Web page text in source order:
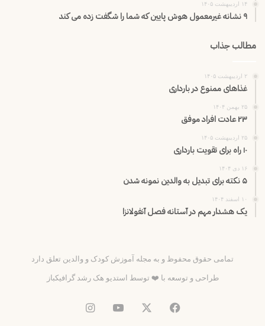
۱۴ اردیبهشت ۱۴۰۵
۹ نشانه غیرمعمول هوش پایین که شما را شگفت زده می کند
مطالب جذاب
۲ اردیبهشت ۱۴۰۵
غذاهای ممنوع در بارداری
۲۵ بهمن ۱۴۰۴
۲۳ عادت افراد موفق
۲۵ اردیبهشت ۱۴۰۵
۱۰ راه برای تقویت بارداری
۱۶ دی ۱۴۰۴
۵ نکته برای تبدیل به والدین نمونه شدن
۱۰ اسفند ۱۴۰۴
یک هشدار مهم در آستانه فصل آنفولانزا
تمامی حقوق محفوظ و به مجله آموزش کودک و والدین تعلق دارد
طراحی و توسعه با ❤️ توسط استدیو هک رشد گرافیکباز
فیس یوتیوباینستاگرام